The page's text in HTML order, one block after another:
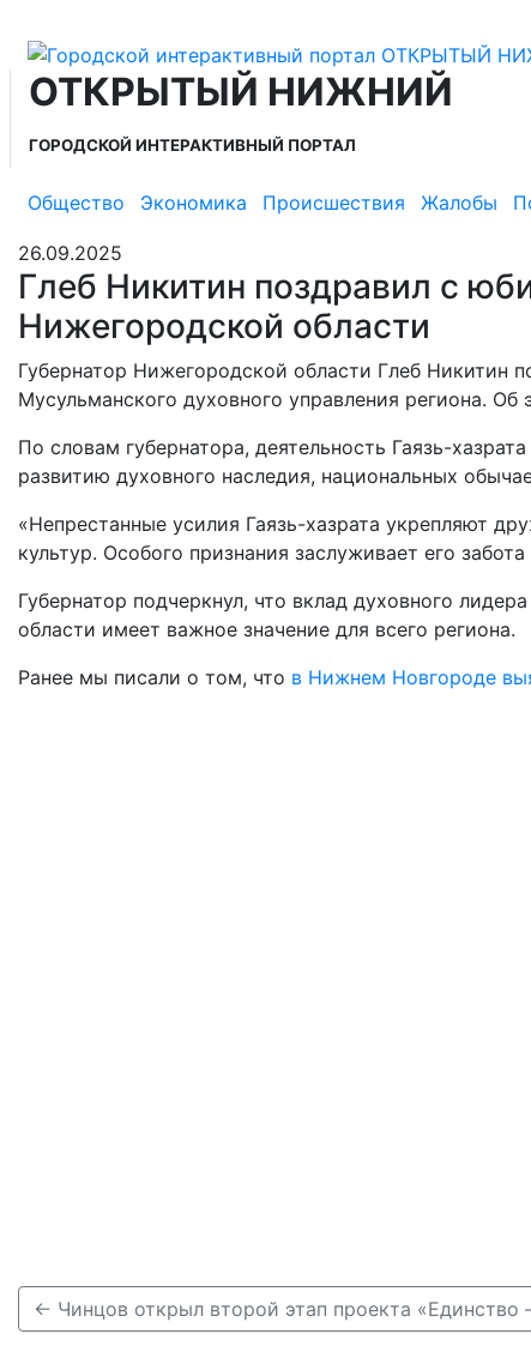
ОТКРЫТЫЙ НИЖНИЙ
ГОРОДСКОЙ ИНТЕРАКТИВНЫЙ ПОРТАЛ
Общество Экономика Происшествия Жалобы
26.09.2025
Глеб Никитин поздравил с
Нижегородской области
Губернатор Нижегородской области Глеб Никитин
Мусульманского духовного управления региона.
По словам губернатора, деятельность Гаязь-
развитию духовного наследия, национальных
«Непрестанные усилия Гаязь-хазрата укрепляют
культур. Особого признания заслуживает его
Губернатор подчеркнул, что вклад духовного
области имеет важное значение для всего региона.
Ранее мы писали о том, что в Нижнем Новгороде